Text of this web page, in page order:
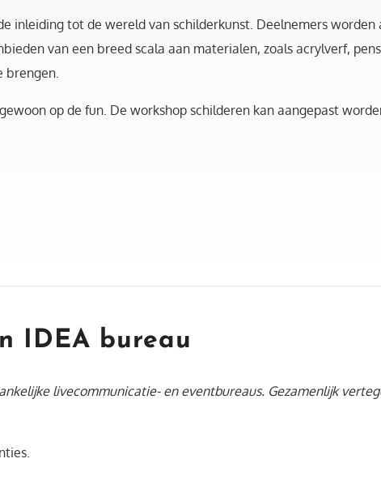
inleiding tot de wereld van schilderkunst. Deelnemers
van een breed scala aan materialen, zoals acrylverf,
brengen.
op de fun. De workshop schilderen kan aangepast
IDEA bureau
livecommunicatie- en eventbureaus. Gezamenlijk